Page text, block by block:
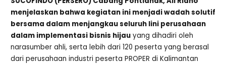
menjelaskan bahwa kegiatan ini menjadi wadah solutif
bersama dalam menjangkau seluruh lini perusahaan
dalam implementasi bisnis hijau yang dihadiri oleh
narasumber ahli, serta lebih dari 120 peserta yang berasal
dari perusahaan industri peserta PROPER di Kalimantan